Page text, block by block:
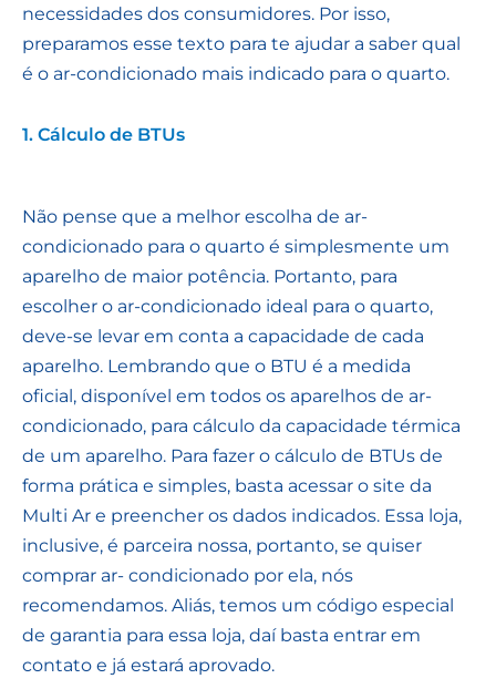
necessidades dos consumidores. Por isso,
preparamos esse texto para te ajudar a saber qual
é o ar-condicionado mais indicado para o quarto.
1. Cálculo de BTUs
Não pense que a melhor escolha de ar-
condicionado para o quarto é simplesmente um
aparelho de maior potência. Portanto, para
escolher o ar-condicionado ideal para o quarto,
deve-se levar em conta a capacidade de cada
aparelho. Lembrando que o BTU é a medida
oficial, disponível em todos os aparelhos de ar-
condicionado, para cálculo da capacidade térmica
de um aparelho. Para fazer o cálculo de BTUs de
forma prática e simples, basta acessar o site da
Multi Ar e preencher os dados indicados. Essa loja,
inclusive, é parceira nossa, portanto, se quiser
comprar ar- condicionado por ela, nós
recomendamos. Aliás, temos um código especial
de garantia para essa loja, daí basta entrar em
contato e já estará aprovado.